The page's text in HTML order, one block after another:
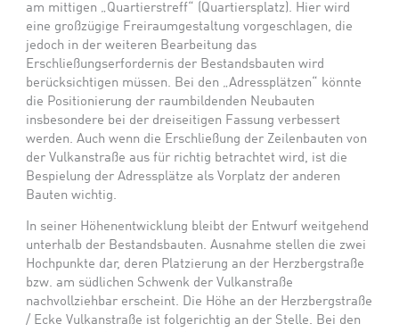
am mittigen „Quartierstreff“ (Quartiersplatz). Hier wird
eine großzügige Freiraumgestaltung vorgeschlagen, die
jedoch in der weiteren Bearbeitung das
Erschließungserfordernis der Bestandsbauten wird
berücksichtigen müssen. Bei den „Adressplätzen“ könnte
die Positionierung der raumbildenden Neubauten
insbesondere bei der dreiseitigen Fassung verbessert
werden. Auch wenn die Erschließung der Zeilenbauten von
der Vulkanstraße aus für richtig betrachtet wird, ist die
Bespielung der Adressplätze als Vorplatz der anderen
Bauten wichtig.
In seiner Höhenentwicklung bleibt der Entwurf weitgehend
unterhalb der Bestandsbauten. Ausnahme stellen die zwei
Hochpunkte dar, deren Platzierung an der Herzbergstraße
bzw. am südlichen Schwenk der Vulkanstraße
nachvollziehbar erscheint. Die Höhe an der Herzbergstraße
/ Ecke Vulkanstraße ist folgerichtig an der Stelle. Bei den